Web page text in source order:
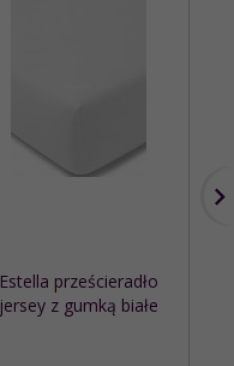
Estella prześcieradło
jersey z gumką białe